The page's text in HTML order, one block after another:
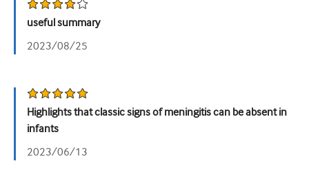
useful summary
2023/08/25
Highlights that classic signs of meningitis can be absent in
infants
2023/06/13